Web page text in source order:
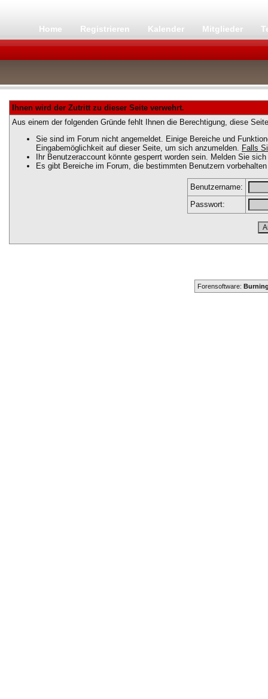
Home Registrieren Kalender Mitglieder
Ihnen wird der Zutritt zu dieser Seite verwehrt.
Aus einem der folgenden Gründe fehlt Ihnen die Berechtigung, diese
Sie sind im Forum nicht angemeldet. Einige Bereiche und
Eingabemöglichkeit auf dieser Seite, um sich anzumelden. Falls
Ihr Benutzeraccount könnte gesperrt worden sein. Melden Sie
Es gibt Bereiche im Forum, die bestimmten Benutzern
Benutzername:
Passwort:
Forensoftware: